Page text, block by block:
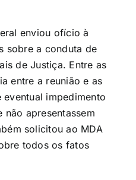
enviou ofício à
sobre a conduta de
de Justiça. Entre as
entre a reunião e as
impedimento
não apresentassem
solicitou ao MDA
todos os fatos